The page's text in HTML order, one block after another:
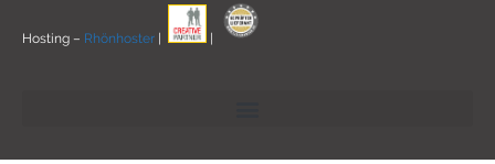
Hosting – Rhönhoster